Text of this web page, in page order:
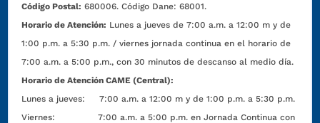
Código Postal: 680006. Código Dane: 68001.
Horario de Atención: Lunes a jueves de 7:00 a.m. a 12:00 m y de
1:00 p.m. a 5:30 p.m. / viernes jornada continua en el horario de
7:00 a.m. a 5:00 p.m., con 30 minutos de descanso al medio día.
Horario de Atención CAME (Central):
Lunes a jueves: 7:00 a.m. a 12:00 m y de 1:00 p.m. a 5:30 p.m.
Viernes: 7:00 a.m. a 5:00 p.m. en Jornada Continua con